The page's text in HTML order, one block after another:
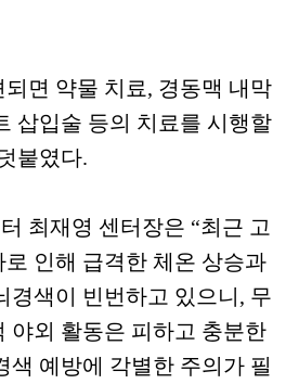
면 약물 치료, 경동맥 내막
삽입술 등의 치료를 시행할
붙였다.
최재영 센터장은 “최근 고
인해 급격한 체온 상승과
경색이 빈번하고 있으니, 무
야외 활동은 피하고 충분한
색 예방에 각별한 주의가 필